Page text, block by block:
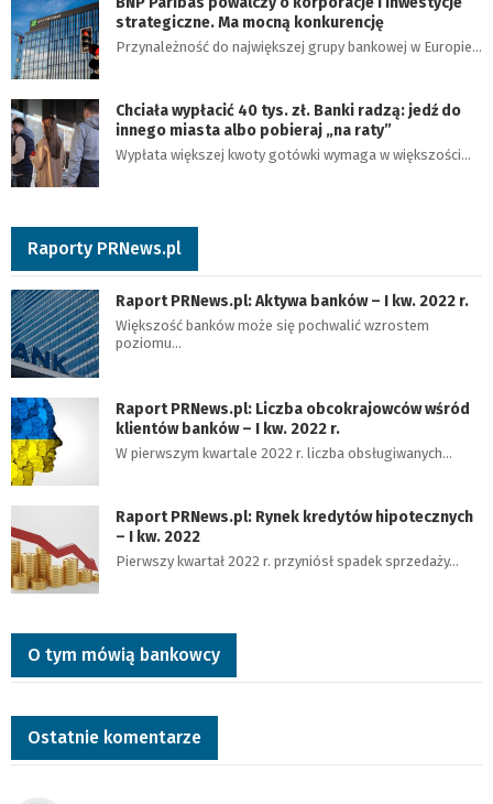
strategiczne. Ma mocną konkurencję
Przynależność do największej grupy bankowej w Europie…
Chciała wypłacić 40 tys. zł. Banki radzą: jedź do
innego miasta albo pobieraj „na raty”
Wypłata większej kwoty gotówki wymaga w większości…
Raporty PRNews.pl
Raport PRNews.pl: Aktywa banków – I kw. 2022 r.
Większość banków może się pochwalić wzrostem
poziomu…
Raport PRNews.pl: Liczba obcokrajowców wśród
klientów banków – I kw. 2022 r.
W pierwszym kwartale 2022 r. liczba obsługiwanych…
Raport PRNews.pl: Rynek kredytów hipotecznych
– I kw. 2022
Pierwszy kwartał 2022 r. przyniósł spadek sprzedaży…
O tym mówią bankowcy
Ostatnie komentarze